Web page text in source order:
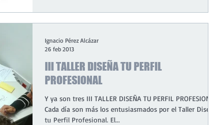
III TALLER DISEÑA TU PERFIL
PROFESIONAL
Y ya son tres III TALLER DISEÑA TU PERFIL PROFESIONAL
Cada día son más los entusiasmados por el Taller Diseña
tu Perfil Profesional. El...
Ignacio Pérez Alcázar
26 feb 2013